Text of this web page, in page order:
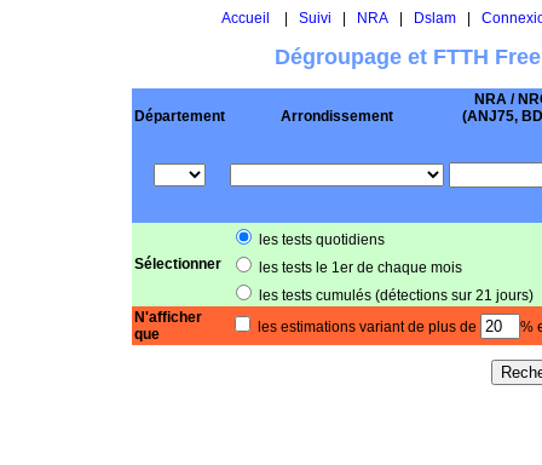
Accueil Suivi NRA| Dslam|
Dégroupage et FTTH
Département Arrondissement
NRA /
(ANJ75,
Sélectionner
les tests quotidiens
les tests le 1er de chaque mois
les tests cumulés (détections sur 21 jours)
N'afficher
que
les estimations variant de plus de %